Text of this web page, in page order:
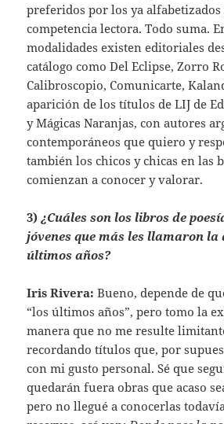
preferidos por los ya
competencia lectora. Todo suma.
modalidades existen editoriales
catálogo como Del Eclipse, Zorro
Calibroscopio, Comunicarte,
aparición de los títulos de LIJ de
y Mágicas Naranjas, con autores
contemporáneos que quiero y
también los chicos y chicas en las
comienzan a conocer y valorar.
3)¿Cuáles son los libros de
jóvenes que más les llamaron la
últimos años?
Iris Rivera:Bueno, depende de
“los últimos años”, pero tomo la
manera que no me resulte
recordando títulos que, por
con mi gusto personal. Sé que
quedarán fuera obras que acaso
pero no llegué a conocerlas